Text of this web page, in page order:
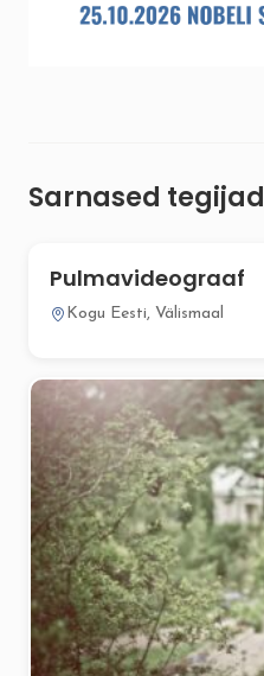
Sarnased tegijad
Pulmavideograaf
Kogu Eesti, Välismaal